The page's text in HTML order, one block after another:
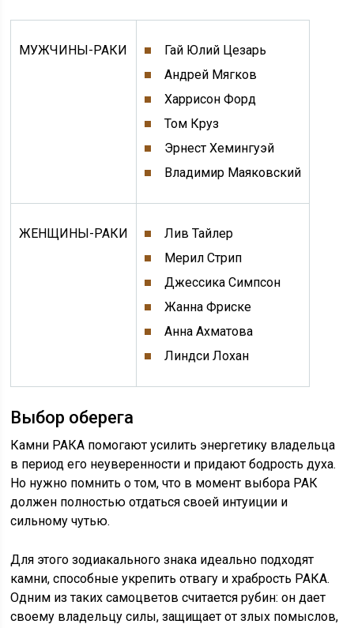
МУЖЧИНЫ-РАКИ
Гай Юлий Цезарь
Андрей Мягков
Харрисон Форд
Том Круз
Эрнест Хемингуэй
Владимир Маяковский
ЖЕНЩИНЫ-РАКИ
Лив Тайлер
Мерил Стрип
Джессика Симпсон
Жанна Фриске
Анна Ахматова
Линдси Лохан
Выбор оберега
Камни РАКА помогают усилить энергетику владельца
в период его неуверенности и придают бодрость духа.
Но нужно помнить о том, что в момент выбора РАК
должен полностью отдаться своей интуиции и
сильному чутью.
Для этого зодиакального знака идеально подходят
камни, способные укрепить отвагу и храбрость РАКА.
Одним из таких самоцветов считается рубин: он дает
своему владельцу силы, защищает от злых помыслов,